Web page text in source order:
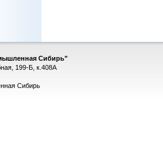
Сибирь"
199-Б, к.408А
Сибирь